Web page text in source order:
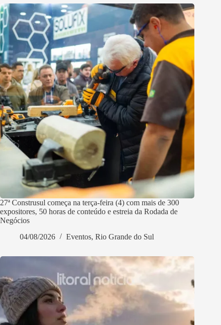
27ª Construsul começa na terça-feira (4) com mais de 300
expositores, 50 horas de conteúdo e estreia da Rodada de
Negócios
04/08/2026
Eventos, Rio Grande do Sul